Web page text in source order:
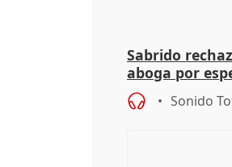
Sabrido
aboga por
investigación
Sonido